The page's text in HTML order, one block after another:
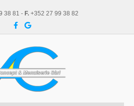
38 81 - F. +352 27 99 38 82
c
o
o
k
G
o
l
e